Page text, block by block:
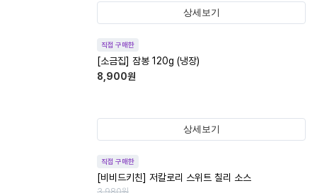
상세보기
직접 구매한
[소금집] 잠봉 120g (냉장)
8,900원
상세보기
직접 구매한
[비비드키친] 저칼로리 스위트 칠리 소스